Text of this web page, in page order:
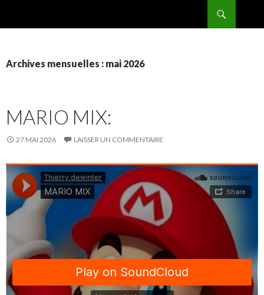
Archives mensuelles : mai 2026
MARIO MIX:
27 MAI 2026 LAISSER UN COMMENTAIRE